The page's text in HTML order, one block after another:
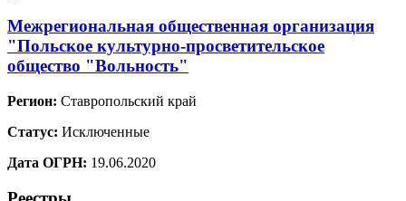
Межрегиональная общественная организация
"Польское культурно-просветительское
общество "Вольность"
Регион: Ставропольский край
Статус: Исключенные
Дата ОГРН: 19.06.2020